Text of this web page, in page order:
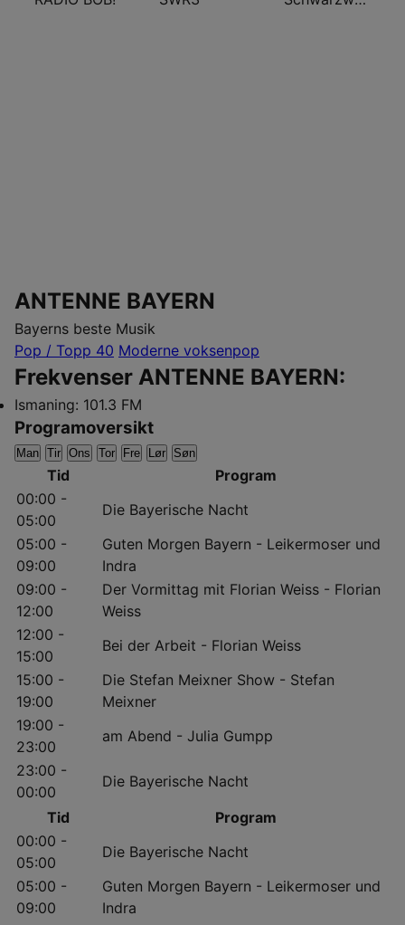
ANTENNE BAYERN
Bayerns beste Musik
Pop / Topp 40 Moderne voksenpop
Frekvenser ANTENNE BAYERN:
Ismaning: 101.3 FM
Programoversikt
Man Tir Ons Tor Fre Lør Søn
Tid
Program
00:00 -
05:00
Die Bayerische Nacht
05:00 -
09:00
Guten Morgen Bayern - Leikermoser und
Indra
09:00 -
12:00
Der Vormittag mit Florian Weiss - Florian
Weiss
12:00 -
15:00
Bei der Arbeit - Florian Weiss
15:00 -
19:00
Die Stefan Meixner Show - Stefan
Meixner
19:00 -
23:00
am Abend - Julia Gumpp
23:00 -
00:00
Die Bayerische Nacht
Tid
Program
00:00 -
05:00
Die Bayerische Nacht
05:00 -
09:00
Guten Morgen Bayern - Leikermoser und
Indra